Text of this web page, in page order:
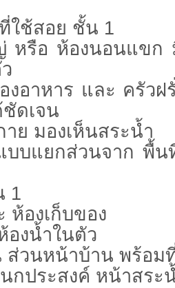
ใช้สอย ชั้น 1
หรือ ห้องนอนแขก
อาหาร และ ครัวฝ
ดเจน
ย มองเห็นสระน้ำ
บบแยกส่วนจาก พื้
1
ห้องเก็บของ
งน้ำในตัว
วนหน้าบ้าน พร้อม
กประสงค์ หน้าสระ